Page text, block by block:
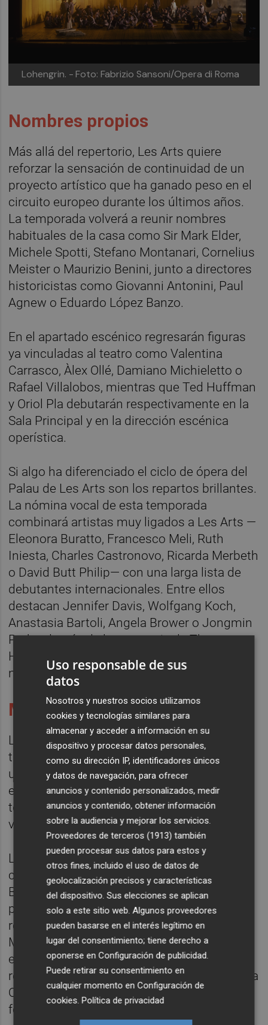
Lohengrin. - Foto: Fabrizio Sansoni/Opera di Roma
Nombres propios
Más allá del repertorio, Les Arts quiere
reforzar la sensación de continuidad de un
proyecto artístico que ha ganado peso en el
circuito europeo durante los últimos años.
La temporada volverá a reunir nombres
habituales de la casa como Sir Mark Elder,
Michele Spotti, Stefano Montanari, Cornelius
Meister o Maurizio Benini, junto a directores
historicistas como Giovanni Antonini, Paul
Agnew o Eduardo López Banzo.
En el apartado escénico regresarán figuras
ya vinculadas al teatro como Valentina
Carrasco, Àlex Ollé, Damiano Michieletto o
Rafael Villalobos, mientras que Ted Huffman
y Oriol Pla debutarán respectivamente en la
Sala Principal y en la dirección escénica
operística.
Si algo ha diferenciado el ciclo de ópera del
Palau de Les Arts son los repartos brillantes.
La nómina vocal de esta temporada
combinará artistas muy ligados a Les Arts —
Eleonora Buratto, Francesco Meli, Ruth
Iniesta, Charles Castronovo, Ricarda Merbeth
o David Butt Philip— con una larga lista de
debutantes internacionales. Entre ellos
destacan Jennifer Davis, Wolfgang Koch,
Anastasia Bartoli, Angela Brower o Jongmin
Park, además de la presencia de Thomas
Hampson como uno de los grandes
nombres de la temporada.
Más allá de la ópera
Les Arts vuelve a marcar su crecimiento a
través de los ciclos paralelos al de ópera. Y
uno de los ámbitos donde más visible será
esta apuesta es en el de danza, que esta
temporada se ha probado a programar los
viernes para generar un público de hábitos.
La programación de este curso arrancará
con el regreso de Antonio Najarroy Les
Ballets Espagnols de La Argentina, un
proyecto que continúa recuperando
repertorio histórico vinculado a Antonia
Mercé, figura fundamental de la danza
española del siglo XX. La propuesta
revisitará piezas comoJuergao
, con la
Orquestra de la Comunitat Valenciana en el
foso.
Uso responsable de sus
datos
Nosotros y nuestros socios utilizamos
cookies y tecnologías similares para
almacenar y acceder a información en su
dispositivo y procesar datos personales,
como su dirección IP, identificadores únicos
y datos de navegación, para ofrecer
anuncios y contenido personalizados, medir
anuncios y contenido, obtener información
sobre la audiencia y mejorar los servicios.
Proveedores de terceros (1913) también
pueden procesar sus datos para estos y
otros fines, incluido el uso de datos de
geolocalización precisos y características
del dispositivo. Sus elecciones se aplican
solo a este sitio web. Algunos proveedores
pueden basarse en el interés legítimo en
lugar del consentimiento; tiene derecho a
oponerse enConfiguración de publicidad
Puede retirar su consentimiento en
cualquier momento enConfiguración de
cookies .Política de privacidad